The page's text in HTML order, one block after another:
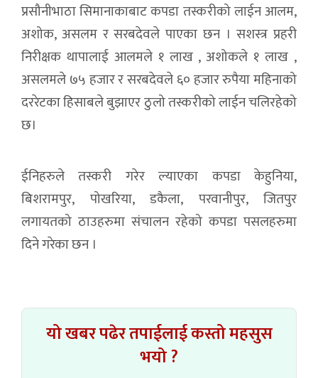
प्रसौनीभाठा सिमानाकाबाट कपडा तस्करीको लाईन आलम,
अशोक, असलम र सरबदेवले पाएका छन । सशस्त्र प्रहरी
निरीक्षक थापालाई आलमले १ लाख , अशोकले १ लाख ,
असलमले ७५ हजार र सरबदेवले ६० हजार रुपैया महिनाको
दररेटका हिसाबले बुझाएर ठुलो तस्करीको लाईन चलिरहेको
छ।
ईनिहरुले तस्करी गरेर ल्याएका कपडा केहुनिया,
बिशरामपुर, पोखरिया, डकैला, परवानीपुर, जितपुर
लगायतको ठाउहरुमा संचालन रहेको कपडा पसलहरुमा
दिने गरेका छन ।
यो खबर पढेर तपाईलाई कस्तो महसुस
भयो ?